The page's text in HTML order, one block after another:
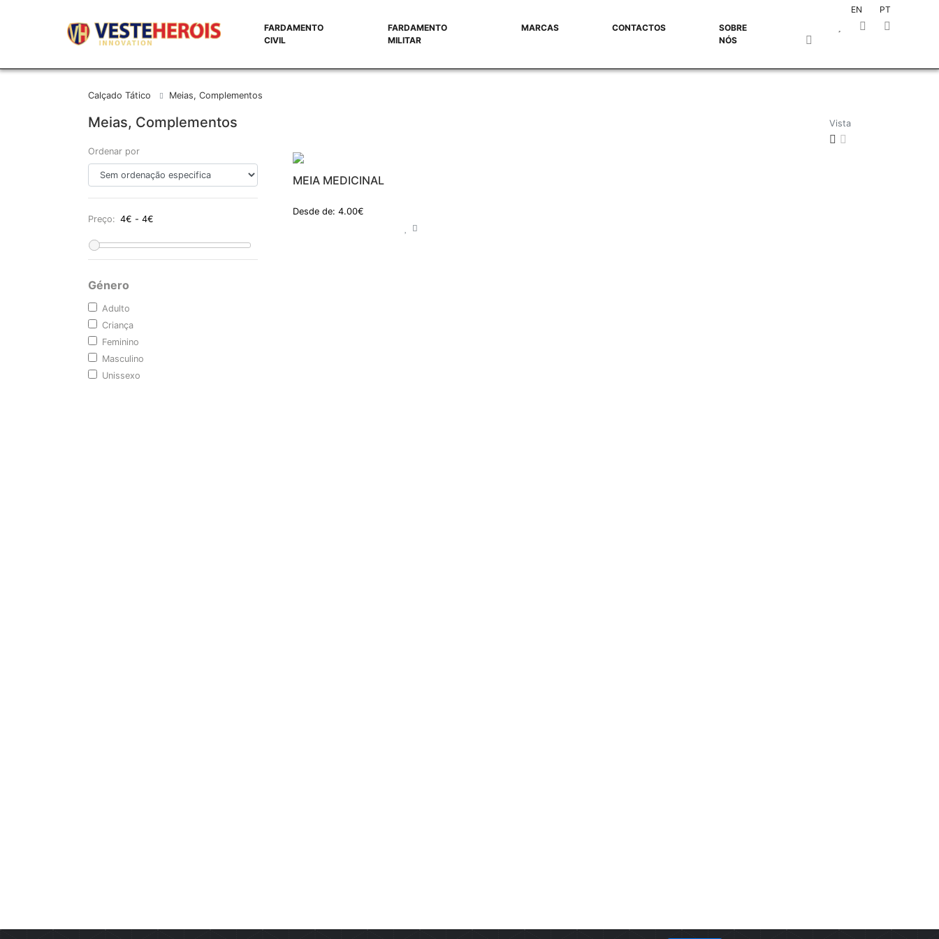
EN
PT
FARDAMENTO
CIVIL
FARDAMENTO
MILITAR
MARCAS CONTACTOS
SOBRE
NÓS
Calçado Tático Meias, Complementos
Meias, Complementos Vista
Ordenar por
Preço:
Género
Adulto
Criança
Feminino
Masculino
Unissexo
MEIA MEDICINAL
Desde de: 4.00€